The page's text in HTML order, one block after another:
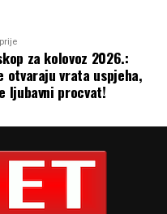
brojne duhovne
i redovnicima, duhovne
Božje riječi u
Pro Vita u Zadru 1991.
reda i autor nekoliko
za kolovoz 2026.:
otvaraju vrata uspjeha,
ljubavni procvat!